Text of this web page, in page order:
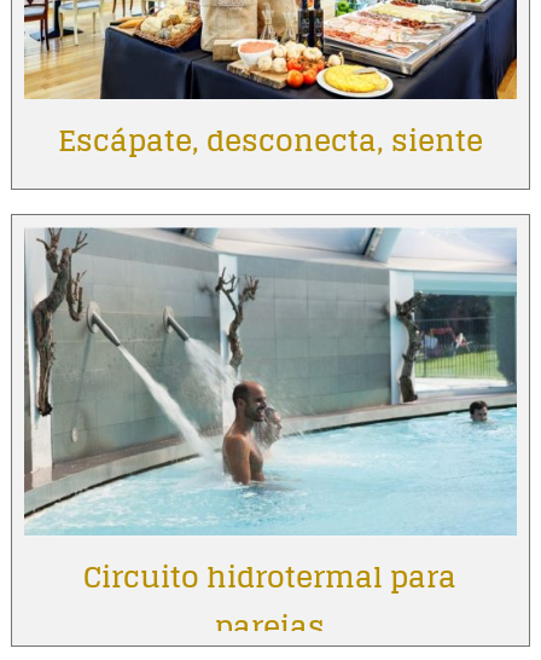
Escápate, desconecta, siente
Circuito hidrotermal para
parejas